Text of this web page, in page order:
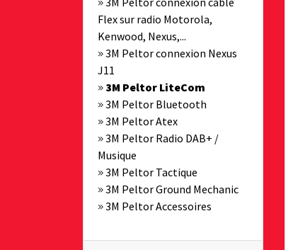
Flex sur radio Motorola,
Kenwood, Nexus,...
3M Peltor connexion Nexus
J11
3M Peltor LiteCom
3M Peltor Bluetooth
3M Peltor Atex
3M Peltor Radio DAB+ /
Musique
3M Peltor Tactique
3M Peltor Ground Mechanic
3M Peltor Accessoires